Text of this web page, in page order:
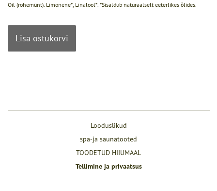
Oil (rohemünt). Limonene*, Linalool*. *Sisaldub naturaalselt eeterlikes õlides.
Lisa ostukorvi
Looduslikud
spa-ja saunatooted
TOODETUD HIIUMAAL
Tellimine ja privaatsus